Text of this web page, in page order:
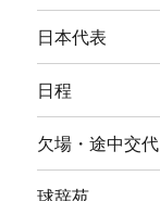
日本代表
日程
欠場・途中交代